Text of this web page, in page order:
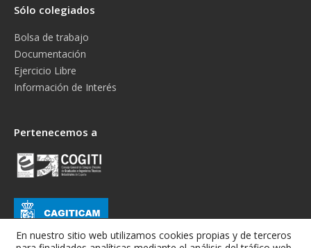
Sólo colegiados
Bolsa de trabajo
Documentación
Ejercicio Libre
Información de Interés
Pertenecemos a
En nuestro sitio web utilizamos cookies propias y de terceros